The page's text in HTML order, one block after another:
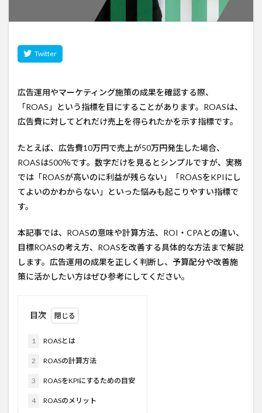
広告運用やマーケティング施策の成果を確認する際、
「ROAS」という指標を目にすることがあります。ROASは、
広告費に対してどれだけ売上を得られたかを示す指標です。
たとえば、広告費10万円で売上が50万円発生した場合、
ROASは500％です。数字だけを見るとシンプルですが、実務
では「ROASが高いのに利益が残らない」「ROASをKPIにし
てよいのかわからない」といった悩みも起こりやすい指標で
す。
本記事では、ROASの意味や計算方法、ROI・CPAとの違い、
目標ROASの考え方、ROASを改善する具体的な方法まで解説
します。広告運用の成果を正しく判断し、予算配分や改善施
策に活かしたい方はぜひ参考にしてください。
目次
1 ROASとは
2 ROASの計算方法
3 ROASをKPIにするための目安
4 ROASのメリット